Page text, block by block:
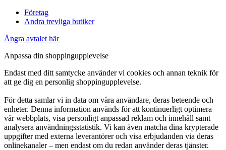
Företag
Andra trevliga butiker
Ångra avtalet här
Anpassa din shoppingupplevelse
Endast med ditt samtycke använder vi cookies och annan teknik för
att ge dig en personlig shoppingupplevelse.
För detta samlar vi in data om våra användare, deras beteende och
enheter. Denna information används för att kontinuerligt optimera
vår webbplats, visa personligt anpassad reklam och innehåll samt
analysera användningsstatistik. Vi kan även matcha dina krypterade
uppgifter med externa leverantörer och visa erbjudanden via deras
onlinekanaler – men endast om du redan använder deras tjänster.